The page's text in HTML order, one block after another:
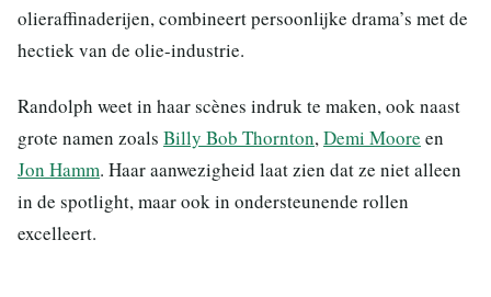
olieraffinaderijen, combineert persoonlijke drama’s met de
hectiek van de olie-industrie.
Randolph weet in haar scènes indruk te maken, ook naast
grote namen zoals Billy Bob Thornton,Demi Moore en
Jon Hamm. Haar aanwezigheid laat zien dat ze niet alleen
in de spotlight, maar ook in ondersteunende rollen
excelleert.